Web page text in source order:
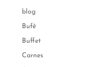
blog
Bufê
Buffet
Carnes